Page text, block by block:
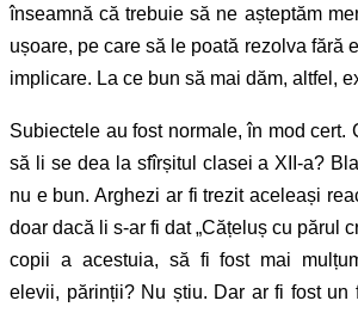
înseamnă că trebuie să ne așteptăm
ușoare, pe care să le poată rezolva fără
implicare. La ce bun să mai dăm, altfel,
Subiectele au fost normale, în mod cert.
să li se dea la sfîrșitul clasei a XII-a?
nu e bun. Arghezi ar fi trezit aceleași
doar dacă li s-ar fi dat „Cățeluș cu părul
copii a acestuia, să fi fost mai
elevii, părinții? Nu știu. Dar ar fi fost un